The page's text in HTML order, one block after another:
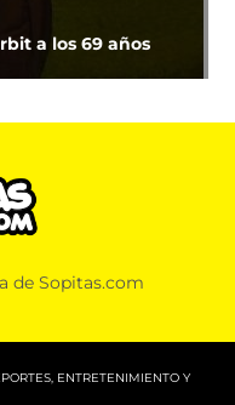
a los 69 años
de Sopitas.com
ENTRETENIMIENTO Y